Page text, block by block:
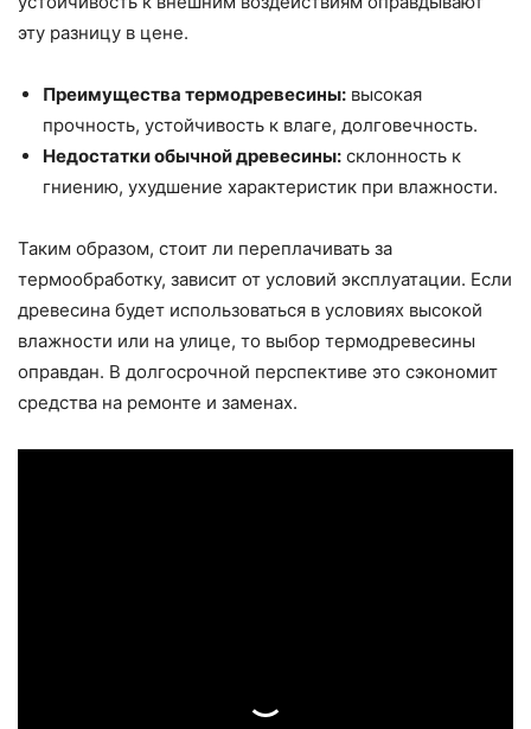
эту разницу в цене.
Преимущества термодревесины: высокая
прочность, устойчивость к влаге, долговечность.
Недостатки обычной древесины: склонность к
гниению, ухудшение характеристик при влажности.
Таким образом, стоит ли переплачивать за
термообработку, зависит от условий эксплуатации. Если
древесина будет использоваться в условиях высокой
влажности или на улице, то выбор термодревесины
оправдан. В долгосрочной перспективе это сэкономит
средства на ремонте и заменах.